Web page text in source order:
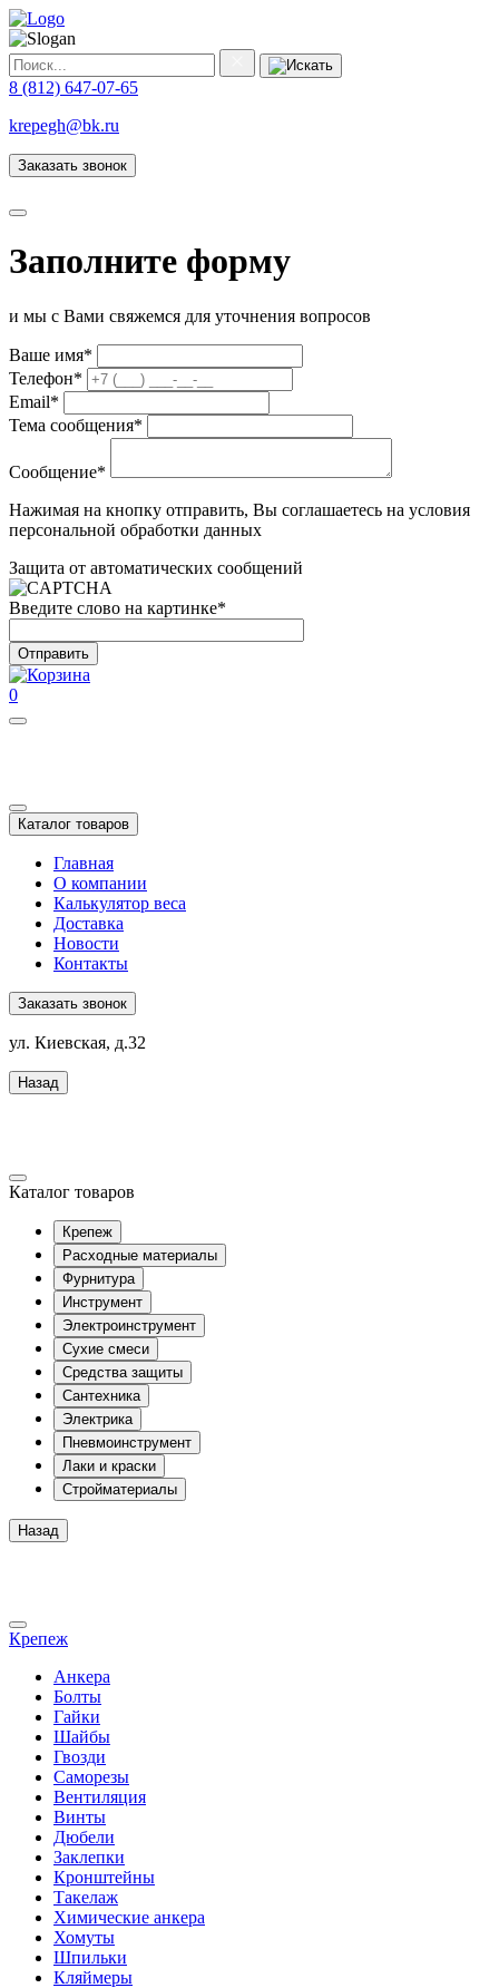
8 (812) 647-07-65
krepegh@bk.ru
Заказать звонок
Заполните форму
и мы с Вами свяжемся для уточнения вопросов
Ваше имя*
Телефон*
Email*
Тема сообщения*
Сообщение*
Нажимая на кнопку отправить, Вы соглашаетесь на условия
персональной обработки данных
Защита от автоматических сообщений
Введите слово на картинке*
0
Каталог товаров
Главная
О компании
Калькулятор веса
Доставка
Новости
Контакты
Заказать звонок
ул. Киевская, д.32
Назад
Каталог товаров
Крепеж
Расходные материалы
Фурнитура
Инструмент
Электроинструмент
Сухие смеси
Средства защиты
Сантехника
Электрика
Пневмоинструмент
Лаки и краски
Стройматериалы
Назад
Крепеж
Анкера
Болты
Гайки
Шайбы
Гвозди
Саморезы
Вентиляция
Винты
Дюбели
Заклепки
Кронштейны
Такелаж
Химические анкера
Хомуты
Шпильки
Кляймеры